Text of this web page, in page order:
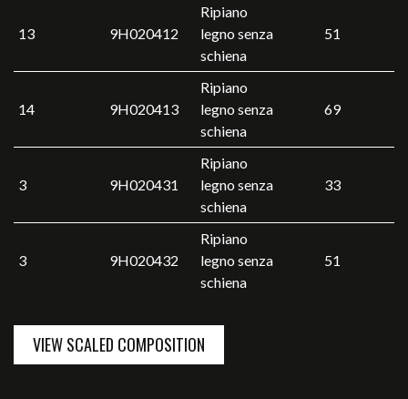
13 9H020412
Ripiano
legno senza
schiena
51
14 9H020413
Ripiano
legno senza
schiena
69
3 9H020431
Ripiano
legno senza
schiena
33
3 9H020432
Ripiano
legno senza
schiena
51
VIEW SCALED COMPOSITION